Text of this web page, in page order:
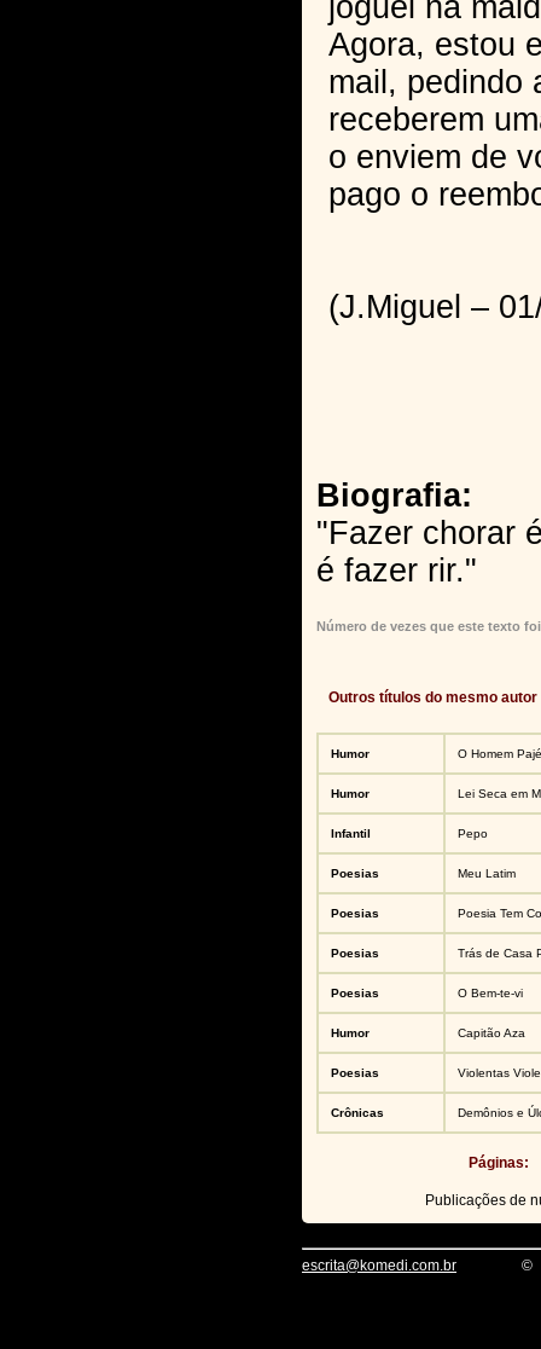
joguei na
Agora, estou
mail, pedindo
receberem
o enviem de
pago o
(J.Miguel –
Biografia:
"Fazer chorar
é fazer rir."
Número de vezes que este texto
Outros títulos do mesmo autor
Humor O Homem Pajé
Humor Lei Seca em
Infantil Pepo
Poesias Meu Latim
Poesias Poesia Tem
Poesias Trás de Casa
Poesias O Bem-te-vi
Humor Capitão Aza
Poesias Violentas
Crônicas Demônios e
Páginas:
Publicações de
escrita@komedi.com.br ©